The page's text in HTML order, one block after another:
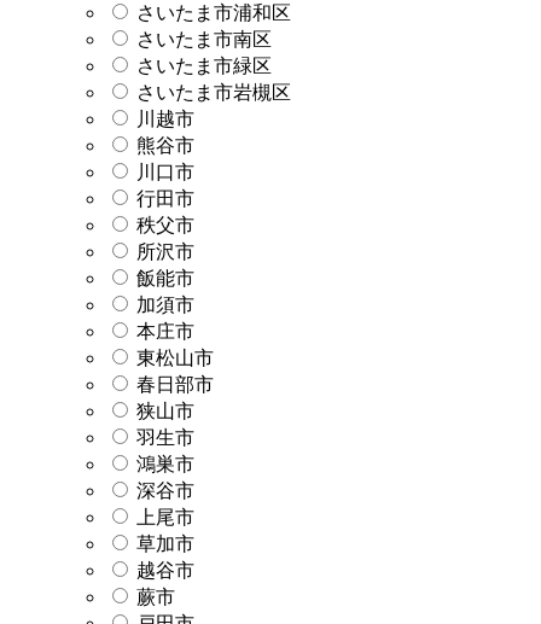
さいたま市浦和区
さいたま市南区
さいたま市緑区
さいたま市岩槻区
川越市
熊谷市
川口市
行田市
秩父市
所沢市
飯能市
加須市
本庄市
東松山市
春日部市
狭山市
羽生市
鴻巣市
深谷市
上尾市
草加市
越谷市
蕨市